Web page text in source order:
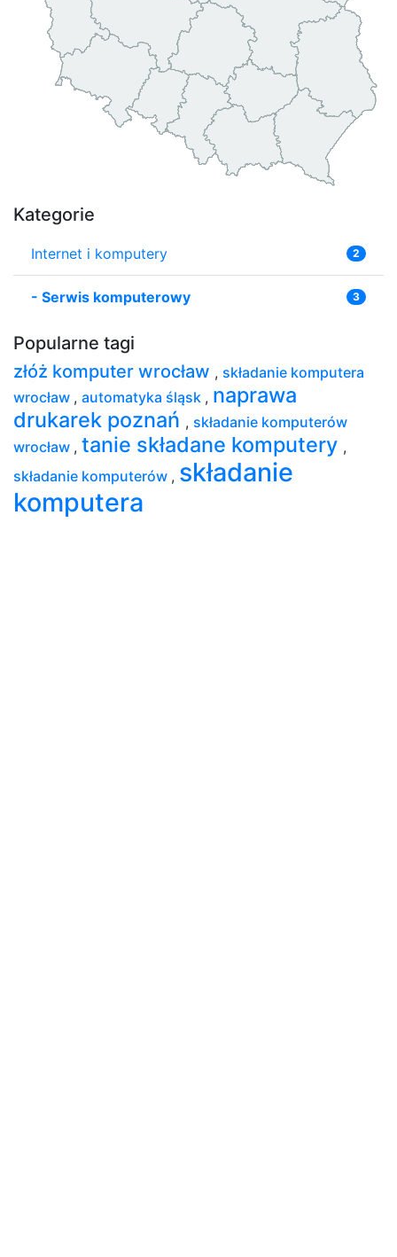
Kategorie
Internet i komputery 2
- Serwis komputerowy 3
Popularne tagi
złóż komputer wrocław , składanie komputera
wrocław , automatyka śląsk , naprawa
drukarek poznań , składanie komputerów
wrocław , tanie składane komputery ,
składanie komputerów , składanie
komputera